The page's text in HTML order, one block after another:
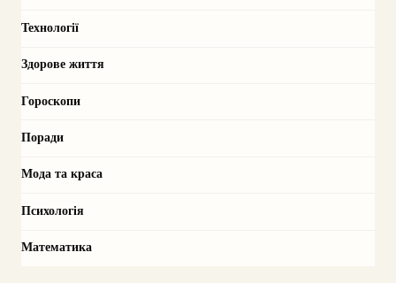
Технології
Здорове життя
Гороскопи
Поради
Мода та краса
Психологія
Математика